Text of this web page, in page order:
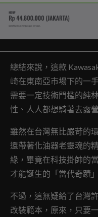
總結來說，這款
崎在東南亞市場下的一
需要一定技術門檻的純
性、人人都想騎著去露
雖然在台灣無比嚴苛的
還帶著化油器老靈魂的
緣，畢竟在科技掛帥的
才能誕生的「當代奇蹟
不過，這無疑給了台灣
改裝範本，原來，只要